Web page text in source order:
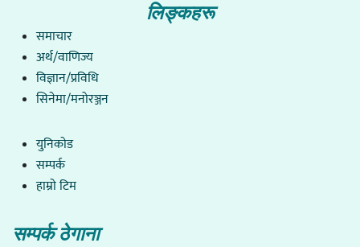
लिङ्कहरू
समाचार
अर्थ/वाणिज्य
विज्ञान/प्रविधि
सिनेमा/मनोरञ्जन
युनिकाेड
सम्पर्क
हाम्राे टिम
सम्पर्क ठेगाना